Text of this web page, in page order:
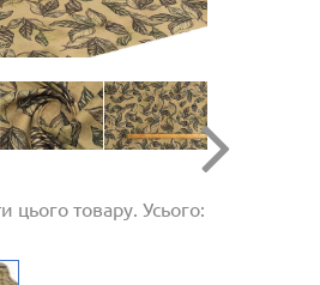
цього товару. Усього: